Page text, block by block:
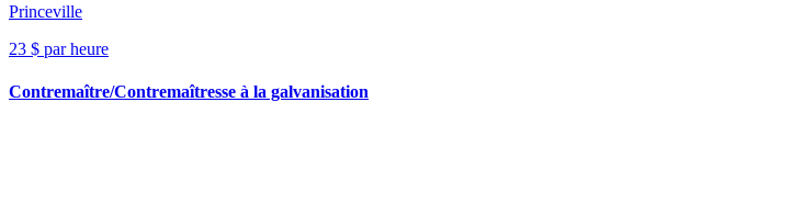
Princeville
23 $ par heure
Contremaître/Contremaîtresse à la galvanisation